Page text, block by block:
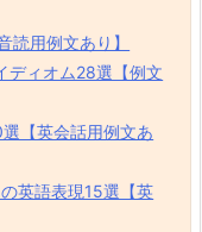
用例文あり】
ディオム28選【例文
【英会話用例文あ
英語表現15選【英